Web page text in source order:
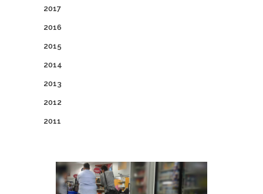
2017
2016
2015
2014
2013
2012
2011